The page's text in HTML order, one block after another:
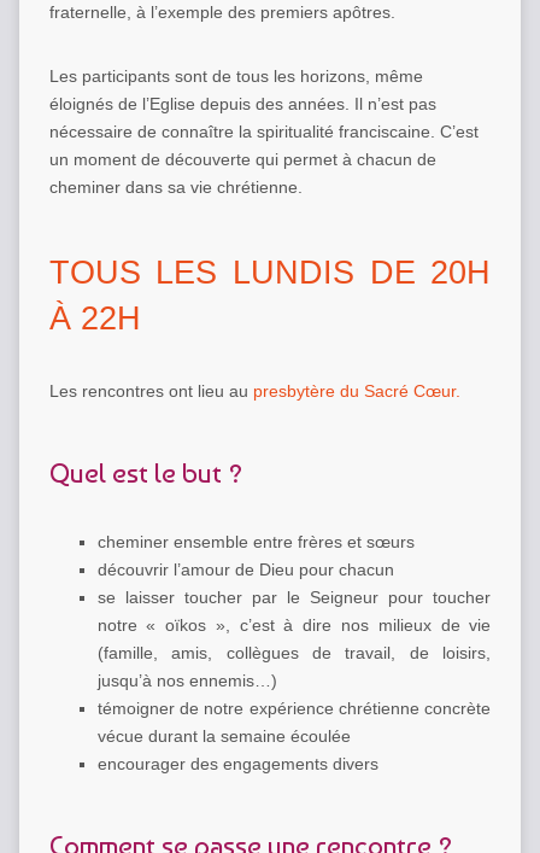
fraternelle, à l’exemple des premiers apôtres.
Les participants sont de tous les horizons, même
éloignés de l’Eglise depuis des années. Il n’est pas
nécessaire de connaître la spiritualité franciscaine. C’est
un moment de découverte qui permet à chacun de
cheminer dans sa vie chrétienne.
TOUS LES LUNDIS DE 20H
À 22H
Les rencontres ont lieu au presbytère du Sacré Cœur.
Quel est le but ?
cheminer ensemble entre frères et sœurs
découvrir l’amour de Dieu pour chacun
se laisser toucher par le Seigneur pour toucher
notre « oïkos », c’est à dire nos milieux de vie
(famille, amis, collègues de travail, de loisirs,
jusqu’à nos ennemis…)
témoigner de notre expérience chrétienne concrète
vécue durant la semaine écoulée
encourager des engagements divers